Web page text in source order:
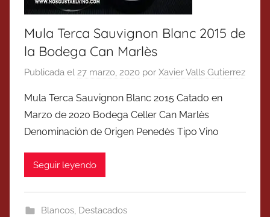
Mula Terca Sauvignon Blanc 2015 de
la Bodega Can Marlès
Publicada el 27 marzo, 2020 por Xavier Valls Gutierrez
Mula Terca Sauvignon Blanc 2015 Catado en
Marzo de 2020 Bodega Celler Can Marlès
Denominación de Origen Penedès Tipo Vino
Seguir leyendo
Blancos, Destacados